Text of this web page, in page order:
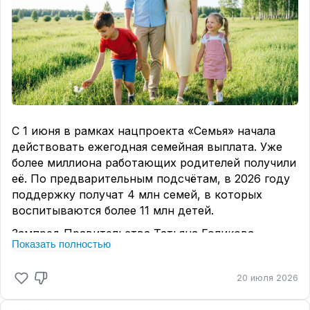
С 1 июня в рамках нацпроекта «Семья» начала
действовать ежегодная семейная выплата. Уже
более миллиона работающих родителей получили
её. По предварительным подсчётам, в 2026 году
поддержку получат 4 млн семей, в которых
воспитываются более 11 млн детей.
Зампред Правительства Татьяна Голикова
пояснила:
часть уплаченного налога за прошлый год, если
среднедушевой доход в семье ниже полутора
Показать полностью
20 июля 2026